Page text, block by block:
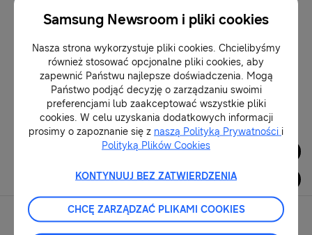
wyniki za trzeci kwartał 2017 r.
03-11-2017
1 2 3 4 5
Samsung Newsroom i pliki cookies
Nasza strona wykorzystuje pliki cookies. Chcielibyśmy
również stosować opcjonalne pliki cookies, aby
zapewnić Państwu najlepsze doświadczenia. Mogą
Państwo podjąć decyzję o zarządzaniu swoimi
preferencjami lub zaakceptować wszystkie pliki
cookies. W celu uzyskania dodatkowych informacji
prosimy o zapoznanie się z naszą Polityką Prywatności i
Polityką Plików Cookies
KONTYNUUJ BEZ ZATWIERDZENIA
CHCĘ ZARZĄDZAĆ PLIKAMI COOKIES